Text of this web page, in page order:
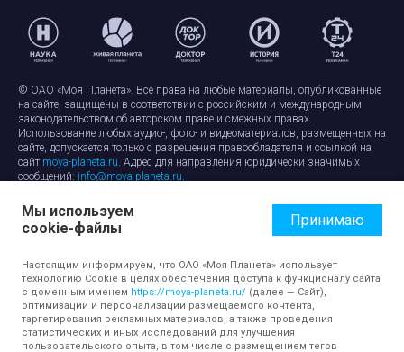
© ОАО «Моя Планета». Все права на любые материалы, опубликованные
на сайте, защищены в соответствии с российским и международным
законодательством об авторском праве и смежных правах.
Использование любых аудио-, фото- и видеоматериалов, размещенных на
сайте, допускается только с разрешения правообладателя и ссылкой на
сайт moya-planeta.ru. Адрес для направления юридически значимых
сообщений: info@moya-planeta.ru.
Правила сайтаРабота с cookie-файлами
Защита персональных данных
Обработка персональных данных
Мы используем
cookie-файлы
Принимаю
Настоящим информируем, что ОАО «Моя Планета» использует
технологию Cookie в целях обеспечения доступа к функционалу сайта
с доменным именем https://moya-planeta.ru/ (далее — Сайт),
оптимизации и персонализации размещаемого контента,
таргетирования рекламных материалов, а также проведения
статистических и иных исследований для улучшения
пользовательского опыта, в том числе с размещением тегов